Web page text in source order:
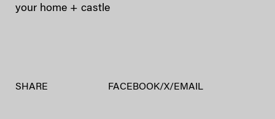
your home + castle
SHARE FACEBOOK/X/ EMAIL